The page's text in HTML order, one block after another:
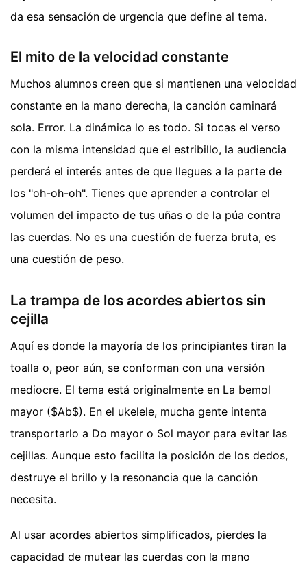
da esa sensación de urgencia que define al tema.
El mito de la velocidad constante
Muchos alumnos creen que si mantienen una velocidad
constante en la mano derecha, la canción caminará
sola. Error. La dinámica lo es todo. Si tocas el verso
con la misma intensidad que el estribillo, la audiencia
perderá el interés antes de que llegues a la parte de
los "oh-oh-oh". Tienes que aprender a controlar el
volumen del impacto de tus uñas o de la púa contra
las cuerdas. No es una cuestión de fuerza bruta, es
una cuestión de peso.
La trampa de los acordes abiertos sin
cejilla
Aquí es donde la mayoría de los principiantes tiran la
toalla o, peor aún, se conforman con una versión
mediocre. El tema está originalmente en La bemol
mayor ($Ab$). En el ukelele, mucha gente intenta
transportarlo a Do mayor o Sol mayor para evitar las
cejillas. Aunque esto facilita la posición de los dedos,
destruye el brillo y la resonancia que la canción
necesita.
Al usar acordes abiertos simplificados, pierdes la
capacidad de mutear las cuerdas con la mano